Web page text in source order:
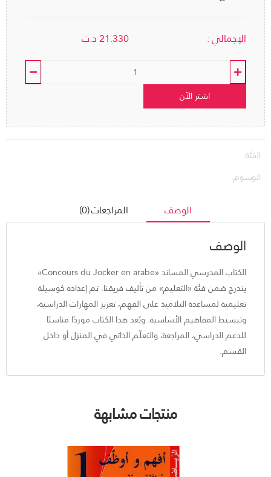
الإجمالي : 21.330د.ت
اشتر الآن
الفئة:
الوسوم:
الوصف المراجعات (0)
الوصف
الكتاب المدرسي المساند «Concours du Jocker en arabe»
يندرج ضمن فئة «التعليم» من تأليف فريقنا. تم إعداده كوسيلة
تعليمية لمساعدة التلاميذ على الفهم، تعزيز المهارات الدراسية،
وتبسيط المفاهيم الأساسية. ويُعد هذا الكتاب موردًا مناسبًا
للدعم الدراسي، المراجعة، والتعلّم الذاتي في المنزل أو داخل
القسم.
منتجات مشابهة